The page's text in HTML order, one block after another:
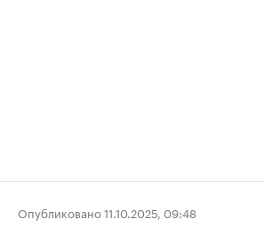
Опубликовано 11.10.2025, 09:48